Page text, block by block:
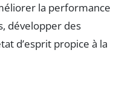
la performance
développer des
d’esprit propice à la